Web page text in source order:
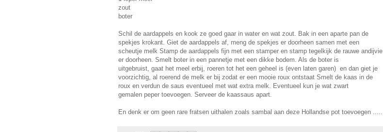
zout
boter
Schil de aardappels en kook ze goed gaar in water en wat zout. Bak in een aparte pan de
spekjes krokant. Giet de aardappels af, meng de spekjes er doorheen samen met een
scheutje melk Stamp de aardappels fijn met een stamper en stamp tegelkijk de rauwe andijvie
er doorheen. Smelt boter in een pannetje met een dikke bodem. Als de boter is
uitgebruist, gaat het meel erbij, roeren tot het een geheel is (even laten garen) en dan giet je
voorzichtig, al roerend de melk er bij zodat er een mooie roux ontstaat Smelt de kaas in de
roux en verdun de saus eventueel met wat extra melk. Eventueel kun je wat zwart
gemalen peper toevoegen. Serveer de kaassaus apart.
En denk er om geen rare fratsen uithalen zoals sambal aan deze Hollandse pot toevoegen .....